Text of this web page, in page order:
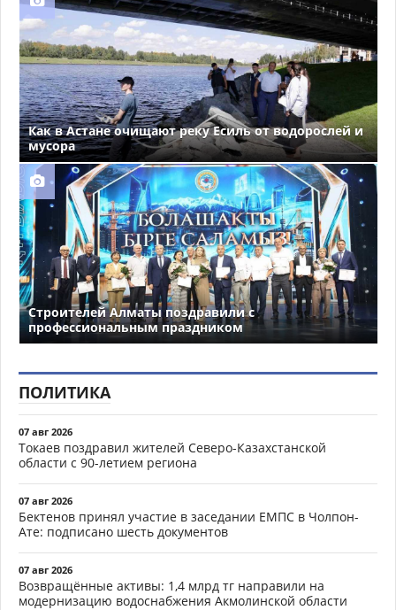
Как в Астане очищают реку Есиль от водорослей и
мусора
Строителей Алматы поздравили с
профессиональным праздником
ПОЛИТИКА
07 авг 2026
Токаев поздравил жителей Северо-Казахстанской
области с 90-летием региона
07 авг 2026
Бектенов принял участие в заседании ЕМПС в Чолпон-
Ате: подписано шесть документов
07 авг 2026
Возвращённые активы: 1,4 млрд тг направили на
модернизацию водоснабжения Акмолинской области